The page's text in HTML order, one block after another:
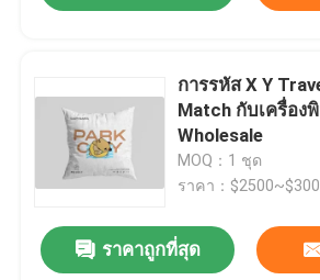
บ้าน
วิดีโอ
การรหัส X Y
Match กับเครื่อง
Wholesale
MOQ：1 ชุด
ราคา：
ราคาถูกที่สุด